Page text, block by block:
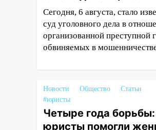
успешно выступили на
Чемпионате России
16:02 В Ульяновской
убрали более 28%
15:51
Бросила кирпич
брата: в Ульяновской
завели дело на
женщину
Сегодня, 6 августа, стало
суд уголовного дела в
организованной преступной
обвиняемых в
Новости Общество
Статьи
#юристы
Четыре года
юристы помогли